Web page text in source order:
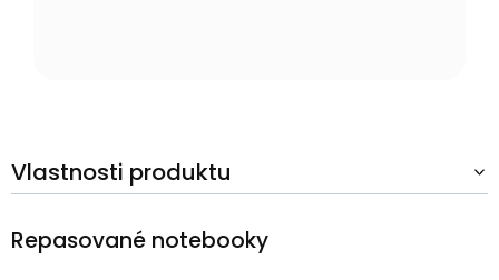
Vlastnosti produktu
Repasované notebooky